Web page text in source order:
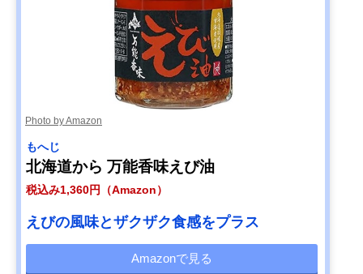
Photo by Amazon
もへじ
北海道から 万能香味えび油
税込み1,360円（Amazon）
えびの風味とザクザク食感をプラス
Amazonで見る